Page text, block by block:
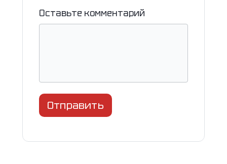
Оставьте комментарий
Отправить